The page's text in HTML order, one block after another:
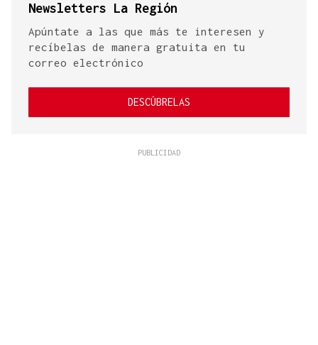
Newsletters La Región
Apúntate a las que más te interesen y
recíbelas de manera gratuita en tu
correo electrónico
DESCÚBRELAS